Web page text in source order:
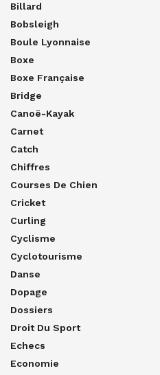
Billard
Bobsleigh
Boule Lyonnaise
Boxe
Boxe Française
Bridge
Canoë-Kayak
Carnet
Catch
Chiffres
Courses De Chien
Cricket
Curling
Cyclisme
Cyclotourisme
Danse
Dopage
Dossiers
Droit Du Sport
Echecs
Economie